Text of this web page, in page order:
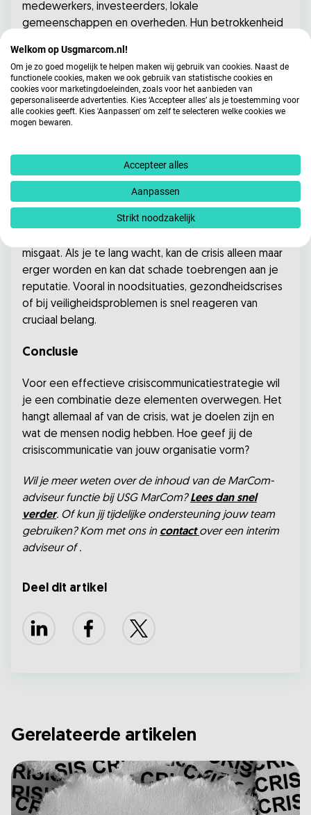
medewerkers, investeerders, lokale
gemeenschappen en overheden. Hun betrokkenheid
maatregelen en waardevolle feedback op te halen.
Dit is vooral handig als de crisis veel verschillende
mensen treft, of als je samen met externe partijen
maatregelen moet nemen.
Een snelle reactie (ook 10% van de stemmen) is
belangrijk om de crisis onder controle te houden en
het vertrouwen van mensen te behouden.
Organisaties moeten snel kunnen beslissen,
misgaat. Als je te lang wacht, kan de crisis alleen maar
erger worden en kan dat schade toebrengen aan je
reputatie. Vooral in noodsituaties, gezondheidscrises
of bij veiligheidsproblemen is snel reageren van
cruciaal belang.
Conclusie
Voor een effectieve crisiscommunicatiestrategie wil
je een combinatie deze elementen overwegen. Het
hangt allemaal af van de crisis, wat je doelen zijn en
wat de mensen nodig hebben. Hoe geef jij de
crisiscommunicatie van jouw organisatie vorm?
Wil je meer weten over de inhoud van de MarCom-
adviseur functie bij USG MarCom?Lees dan snel
verder. Of kun jij tijdelijke ondersteuning jouw team
gebruiken? Kom met ons in contactover een interim
adviseur of .
Deel dit artikel
LinkedIn FacebookX
Gerelateerde artikelen
Welkom op Usgmarcom.nl!
Om je zo goed mogelijk te helpen maken wij gebruik van cookies. Naast de
functionele cookies, maken we ook gebruik van statistische cookies en
cookies voor marketingdoeleinden, zoals voor het aanbieden van
gepersonaliseerde advertenties. Kies ‘Accepteer alles’ als je toestemming voor
alle cookies geeft. Kies 'Aanpassen' om zelf te selecteren welke cookies we
mogen bewaren.
Accepteer alles
Aanpassen
Strikt noodzakelijk